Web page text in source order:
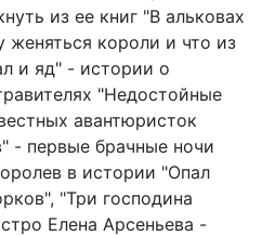
из ее книг "В альковах
женяться короли и что из
и яд" - истории о
"Недостойные
авантюристок
- первые брачные ночи
в истории "Опал
"Три господина
Елена Арсеньева -